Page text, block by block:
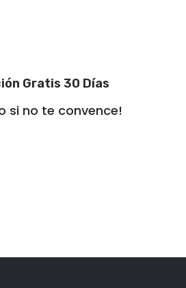
Gratis 30 Días
si no te convence!